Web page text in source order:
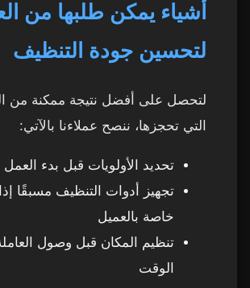
أشياء يمكن طلبها من
لتحسين جودة التنظيف
لتحصل على أفضل نتيجة ممكنة من
التي تحجزها، ننصح عملاءنا بالآتي:
تحديد الأولويات قبل بدء العمل
تجهيز أدوات التنظيف مسبقًا
خاصة بالعميل
تنظيم المكان قبل وصول
الوقت